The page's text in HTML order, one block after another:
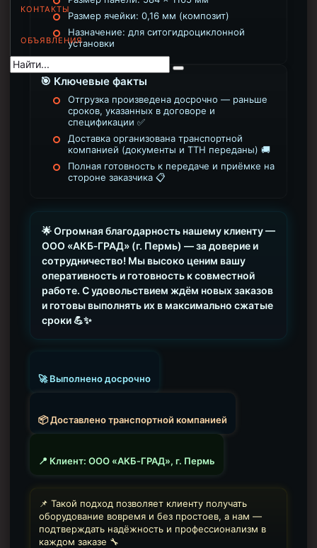
КОНТАКТЫ
ОБЪЯВЛЕНИЯ
Муфта НКВ 73
Муфта НКВ 60
Муфта НКТ 60
Муфта НКВ 89
Муфта НКТ 48
Муфта НКТ 33
Обсадные трубы и муфты к ним
Муфты для обсадных труб
Муфта ОТТМ 102
Муфта ОТТГ 245
Муфта ОТТГ 178
Муфта ОТТМ 127
Муфта ОТТМ 245
Муфта ОТТМ 324
Размер ячейки: 0,16 мм (композит)
Назначение: для ситогидроциклонной
установки
🎯 Ключевые факты
Отгрузка произведена досрочно — раньше
сроков, указанных в договоре и
спецификации ✅
Доставка организована транспортной
компанией (документы и ТТН переданы) 🚚
Полная готовность к передаче и приёмке на
стороне заказчика 📋
🌟 Огромная благодарность нашему клиенту —
ООО «АКБ‑ГРАД» (г. Пермь) — за доверие и
сотрудничество! Мы высоко ценим вашу
оперативность и готовность к совместной
работе. С удовольствием ждём новых заказов
и готовы выполнять их в максимально сжатые
сроки 💪✨
🚀 Выполнено досрочно
📦 Доставлено транспортной компанией
📍 Клиент: ООО «АКБ‑ГРАД», г. Пермь
📌 Такой подход позволяет клиенту получать
оборудование вовремя и без простоев, а нам —
подтверждать надёжность и профессионализм в
каждом заказе 🔧